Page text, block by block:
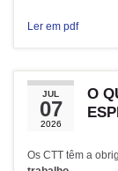
Ler em pdf
JUL
07
2026
O
Os CTT têm a